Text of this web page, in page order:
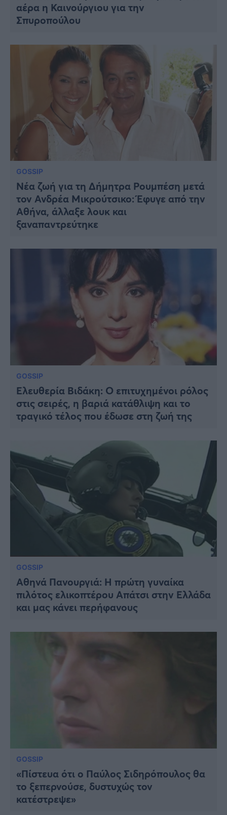
αέρα η Καινούργιου για την
Σπυροπούλου
GOSSIP
Νέα ζωή για τη Δήμητρα Ρουμπέση μετά
τον Ανδρέα Μικρούτσικο: Έφυγε από την
Αθήνα, άλλαξε λουκ και
ξαναπαντρεύτηκε
GOSSIP
Ελευθερία Βιδάκη: Ο επιτυχημένοι ρόλος
στις σειρές, η βαριά κατάθλιψη και το
τραγικό τέλος που έδωσε στη ζωή της
GOSSIP
Αθηνά Πανουργιά: Η πρώτη γυναίκα
πιλότος ελικοπτέρου Απάτσι στην Ελλάδα
και μας κάνει περήφανους
GOSSIP
«Πίστευα ότι ο Παύλος Σιδηρόπουλος θα
το ξεπερνούσε, δυστυχώς τον
κατέστρεψε»